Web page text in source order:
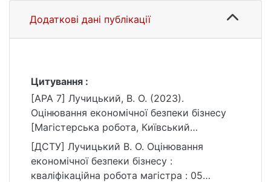
Додаткові дані публікації
Цитування :
[APA 7] Лучицький, В. О. (2023).
Оцінювання економічної безпеки бізнесу
[Магістерська робота, Київський
національний університет імені Тараса
Шевченка]. eKNUTSHIR.
https://ir.library.knu.ua/handle/123456789/60
[ДСТУ] Лучицький В. О. Оцінювання
економічної безпеки бізнесу :
кваліфікаційна робота магістра : 05